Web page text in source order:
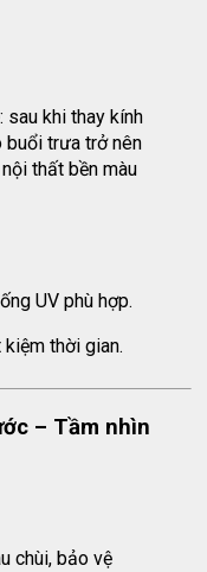
sau khi thay kính
buổi trưa trở nên
thất bền màu
UV phù hợp.
thời gian.
– Tầm nhìn
chùi, bảo vệ